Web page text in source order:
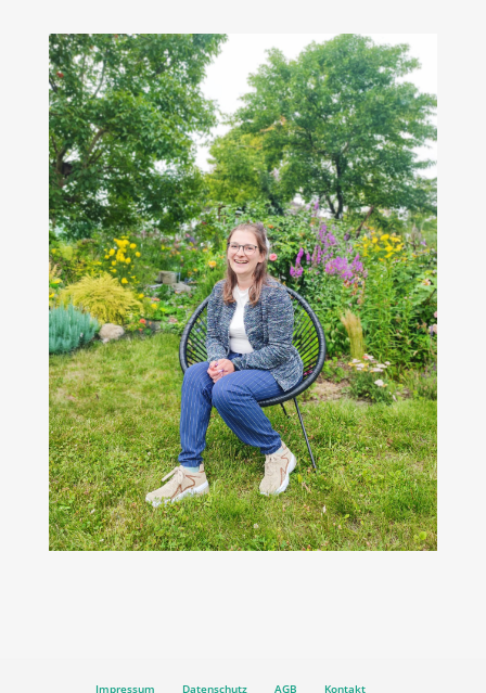
Impressum Datenschutz AGB Kontakt